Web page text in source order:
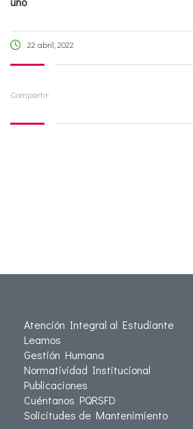
22 abril, 2022
Compartir:
Atención Integral al Estudiante
Leamos
Gestión Humana
Normatividad Institucional
Publicaciones
Cuéntanos PQRSFD
Solicitudes de Mantenimiento